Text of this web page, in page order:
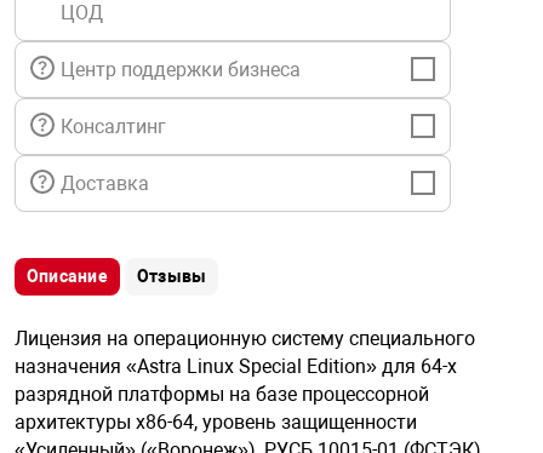
техника
автомобили
информации
средства охраны
ЦОД
Центр поддержки бизнеса
Консалтинг
Доставка
Описание Отзывы
Лицензия на операционную систему специального
назначения «Astra Linux Special Edition» для 64-х
разрядной платформы на базе процессорной
архитектуры х86-64, уровень защищенности